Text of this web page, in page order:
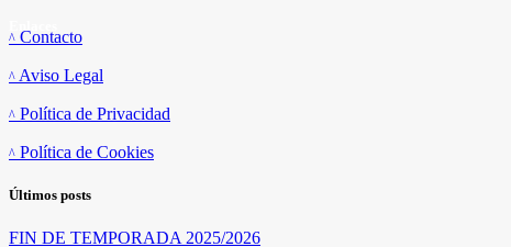
Contacto
Aviso Legal
Política de Privacidad
Política de Cookies
Últimos posts
FIN DE TEMPORADA 2025/2026